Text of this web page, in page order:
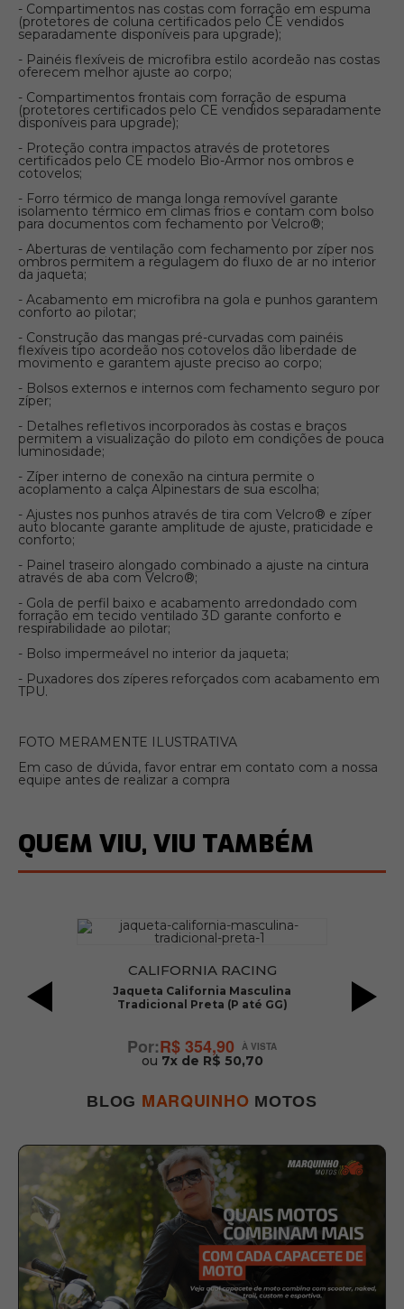
- Compartimentos nas costas com forração em espuma
(protetores de coluna certificados pelo CE vendidos
separadamente disponíveis para upgrade);
- Painéis flexíveis de microfibra estilo acordeão nas costas
oferecem melhor ajuste ao corpo;
- Compartimentos frontais com forração de espuma
(protetores certificados pelo CE vendidos separadamente
disponíveis para upgrade);
- Proteção contra impactos através de protetores
certificados pelo CE modelo Bio-Armor nos ombros e
cotovelos;
- Forro térmico de manga longa removível garante
isolamento térmico em climas frios e contam com bolso
para documentos com fechamento por Velcro®;
- Aberturas de ventilação com fechamento por zíper nos
ombros permitem a regulagem do fluxo de ar no interior
da jaqueta;
- Acabamento em microfibra na gola e punhos garantem
conforto ao pilotar;
- Construção das mangas pré-curvadas com painéis
flexíveis tipo acordeão nos cotovelos dão liberdade de
movimento e garantem ajuste preciso ao corpo;
- Bolsos externos e internos com fechamento seguro por
zíper;
- Detalhes refletivos incorporados às costas e braços
permitem a visualização do piloto em condições de pouca
luminosidade;
- Zíper interno de conexão na cintura permite o
acoplamento a calça Alpinestars de sua escolha;
- Ajustes nos punhos através de tira com Velcro® e zíper
auto blocante garante amplitude de ajuste, praticidade e
conforto;
- Painel traseiro alongado combinado a ajuste na cintura
através de aba com Velcro®;
- Gola de perfil baixo e acabamento arredondado com
forração em tecido ventilado 3D garante conforto e
respirabilidade ao pilotar;
- Bolso impermeável no interior da jaqueta;
- Puxadores dos zíperes reforçados com acabamento em
TPU.
FOTO MERAMENTE ILUSTRATIVA
Em caso de dúvida, favor entrar em contato com a nossa
equipe antes de realizar a compra
QUEM VIU, VIU TAMBÉM
CALIFORNIA RACING
Jaqueta California Masculina
Tradicional Preta (P até GG)
R$ 354,90
ou 7x de R$ 50,70
BLOG MARQUINHO MOTOS